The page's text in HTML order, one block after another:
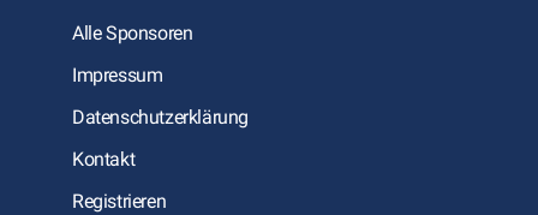
Alle Sponsoren
Impressum
Datenschutzerklärung
Kontakt
Registrieren